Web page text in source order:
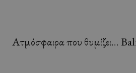
Ατμόσφαιρα που θυμίζει…